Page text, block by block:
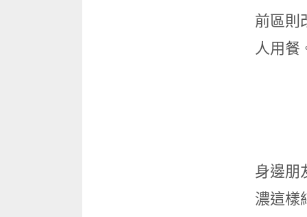
前區則
人用餐
身邊朋
濃這樣